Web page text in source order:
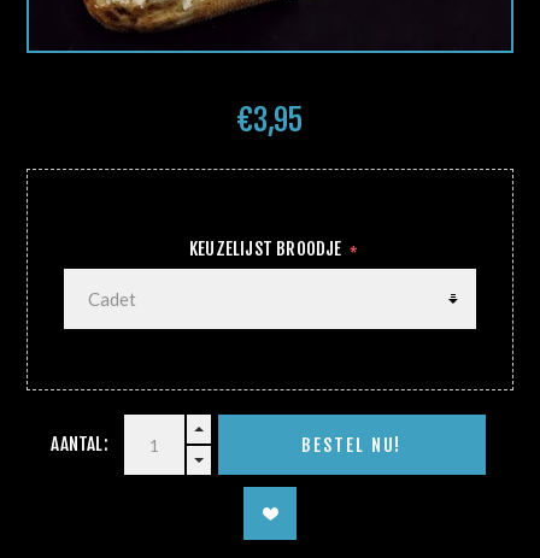
€3,95
KEUZELIJST BROODJE *
AANTAL: